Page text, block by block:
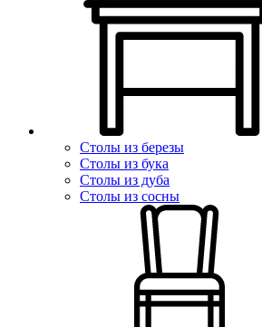
Столы из березы
Столы из бука
Столы из дуба
Столы из сосны